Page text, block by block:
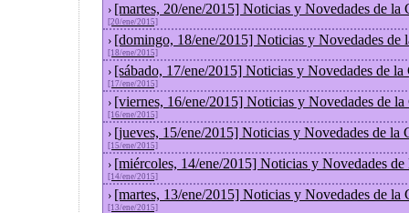
› [martes, 20/ene/2015] Noticias y Novedades de la
[20/ene/2015]
› [domingo, 18/ene/2015] Noticias y Novedades de
[18/ene/2015]
› [sábado, 17/ene/2015] Noticias y Novedades de la
[17/ene/2015]
› [viernes, 16/ene/2015] Noticias y Novedades de
[16/ene/2015]
› [jueves, 15/ene/2015] Noticias y Novedades de la
[15/ene/2015]
› [miércoles, 14/ene/2015] Noticias y Novedades
[14/ene/2015]
› [martes, 13/ene/2015] Noticias y Novedades de la
[13/ene/2015]